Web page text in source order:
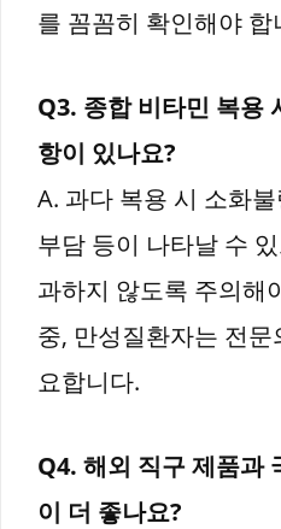
를 꼼꼼히 확인해야 합
Q3. 종합 비타민 복용
항이 있나요?
A. 과다 복용 시 소화
부담 등이 나타날 수
과하지 않도록 주의해
중, 만성질환자는 전
요합니다.
Q4. 해외 직구 제품과
이 더 좋나요?